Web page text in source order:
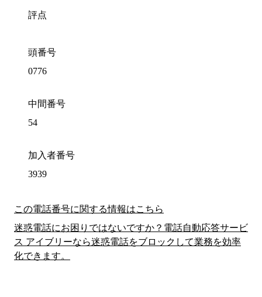
評点
頭番号
0776
中間番号
54
加入者番号
3939
この電話番号に関する情報はこちら
迷惑電話にお困りではないですか？電話自動応答サービ
ス アイブリーなら迷惑電話をブロックして業務を効率
化できます。